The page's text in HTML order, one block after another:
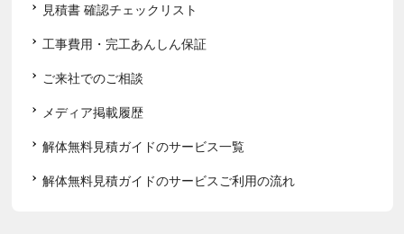
見積書 確認チェックリスト
工事費用・完工あんしん保証
ご来社でのご相談
メディア掲載履歴
解体無料見積ガイドのサービス一覧
解体無料見積ガイドのサービスご利用の流れ